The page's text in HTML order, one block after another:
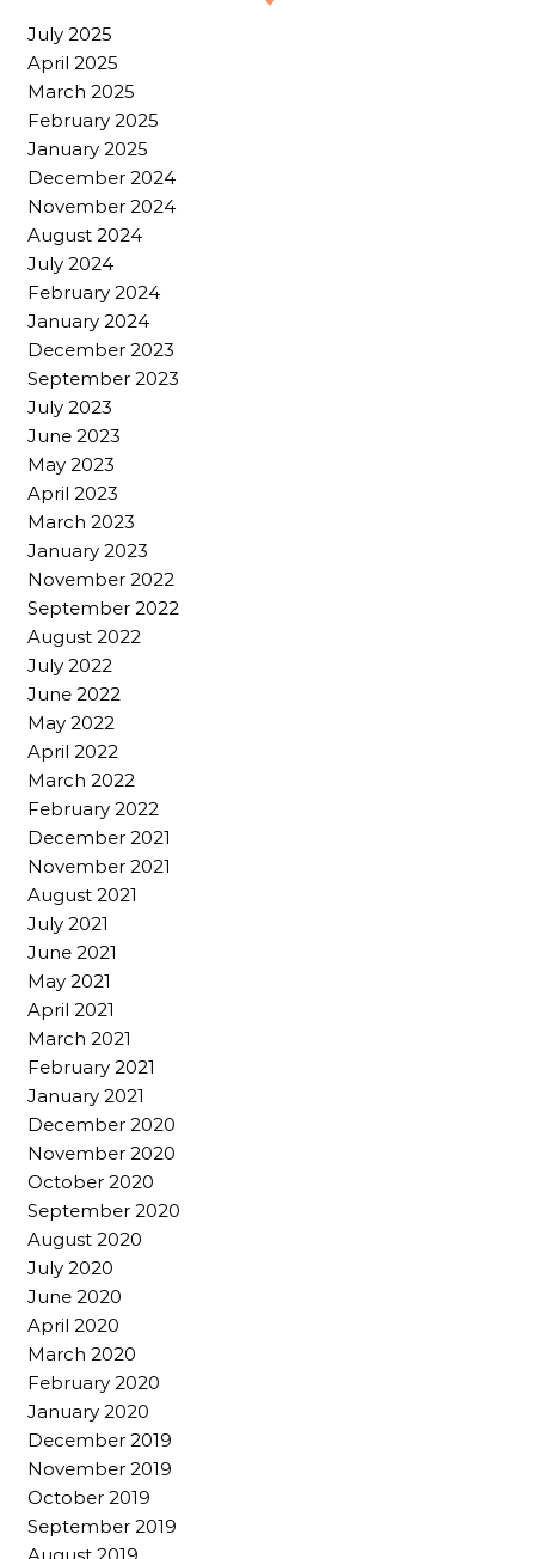
July 2025
April 2025
March 2025
February 2025
January 2025
December 2024
November 2024
August 2024
July 2024
February 2024
January 2024
December 2023
September 2023
July 2023
June 2023
May 2023
April 2023
March 2023
January 2023
November 2022
September 2022
August 2022
July 2022
June 2022
May 2022
April 2022
March 2022
February 2022
December 2021
November 2021
August 2021
July 2021
June 2021
May 2021
April 2021
March 2021
February 2021
January 2021
December 2020
November 2020
October 2020
September 2020
August 2020
July 2020
June 2020
April 2020
March 2020
February 2020
January 2020
December 2019
November 2019
October 2019
September 2019